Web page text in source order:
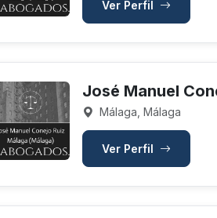
Ver Perfil
José Manuel
Málaga, Málaga
Ver Perfil